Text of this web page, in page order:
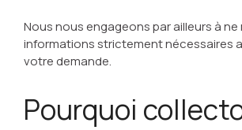
Nous nous engageons par ailleurs à ne
informations strictement nécessaires
votre demande.
Pourquoi